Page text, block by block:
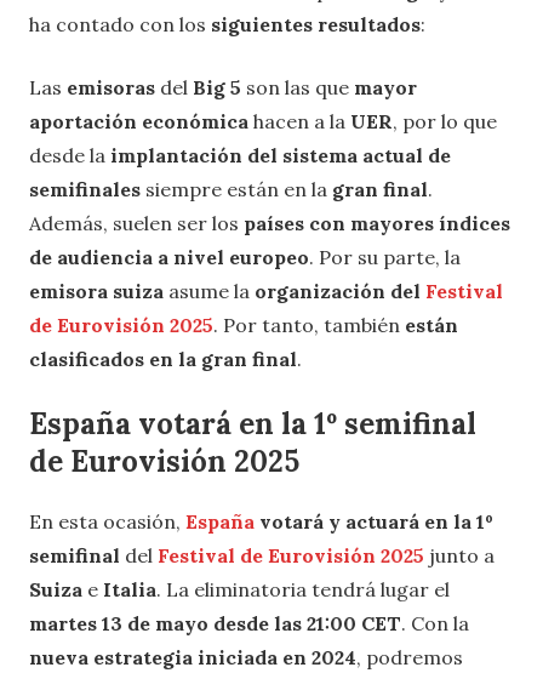
ha contado con los siguientes resultados:
Las emisoras del Big 5 son las que mayor
aportación económica hacen a la UER, por lo que
desde la implantación del sistema actual de
semifinales siempre están en la gran final.
Además, suelen ser los países con mayores índices
de audiencia a nivel europeo. Por su parte, la
emisora suiza asume la organización del Festival
de Eurovisión 2025. Por tanto, también están
clasificados en la gran final.
España votará en la 1º semifinal
de Eurovisión 2025
En esta ocasión, España votará y actuará en la 1º
semifinal del Festival de Eurovisión 2025 junto a
Suiza e Italia. La eliminatoria tendrá lugar el
martes 13 de mayo desde las 21:00 CET. Con la
nueva estrategia iniciada en 2024, podremos